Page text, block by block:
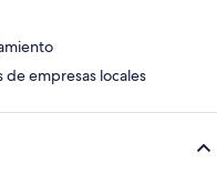
de empresas locales